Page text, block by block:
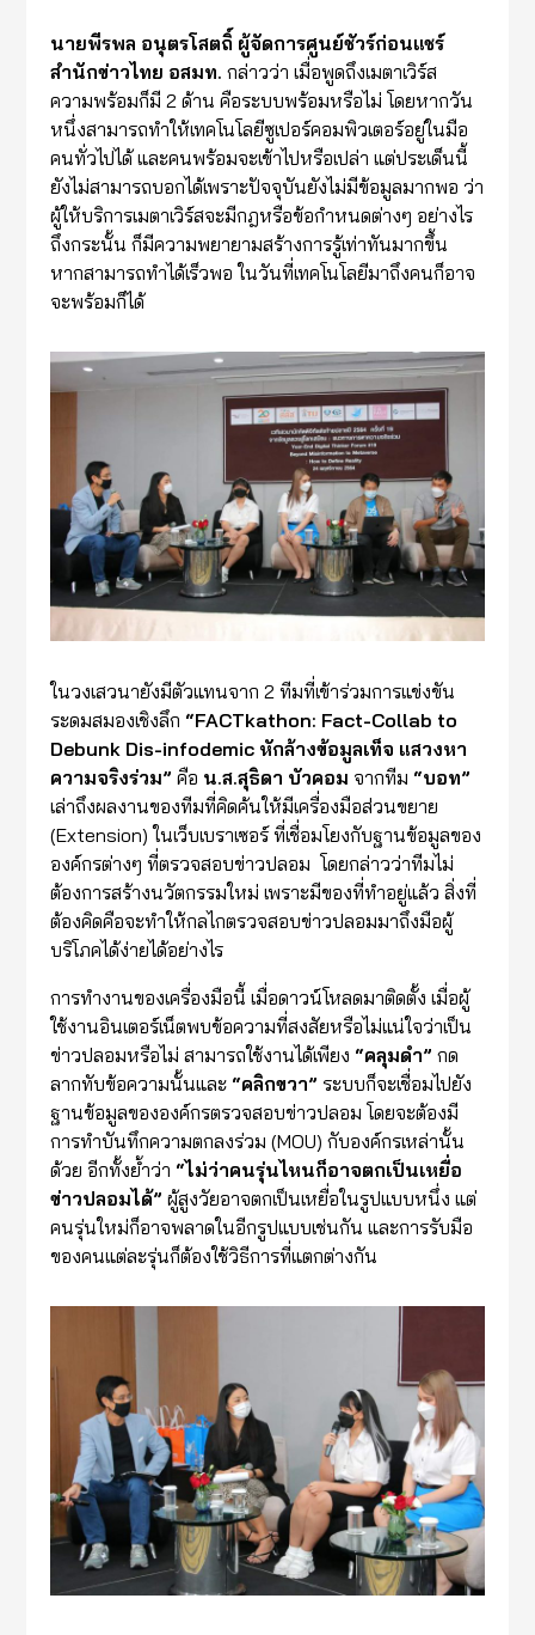
นายพีรพล อนุตรโสตถิ์ ผู้จัดการศูนย์ชัวร์ก่อนแชร์
สำนักข่าวไทย อสมท. กล่าวว่า เมื่อพูดถึงเมตาเวิร์ส
ความพร้อมก็มี 2 ด้าน คือระบบพร้อมหรือไม่ โดยหากวัน
หนึ่งสามารถทำให้เทคโนโลยีซูเปอร์คอมพิวเตอร์อยู่ในมือ
คนทั่วไปได้ และคนพร้อมจะเข้าไปหรือเปล่า แต่ประเด็นนี้
ยังไม่สามารถบอกได้เพราะปัจจุบันยังไม่มีข้อมูลมากพอ ว่า
ผู้ให้บริการเมตาเวิร์สจะมีกฎหรือข้อกำหนดต่างๆ อย่างไร
ถึงกระนั้น ก็มีความพยายามสร้างการรู้เท่าทันมากขึ้น
หากสามารถทำได้เร็วพอ ในวันที่เทคโนโลยีมาถึงคนก็อาจ
จะพร้อมก็ได้
ในวงเสวนายังมีตัวแทนจาก 2 ทีมที่เข้าร่วมการแข่งขัน
ระดมสมองเชิงลึก “FACTkathon: Fact-Collab to
Debunk Dis-infodemic หักล้างข้อมูลเท็จ แสวงหา
ความจริงร่วม” คือ น.ส.สุธิดา บัวคอม จากทีม “บอท”
เล่าถึงผลงานของทีมที่คิดค้นให้มีเครื่องมือส่วนขยาย
(Extension) ในเว็บเบราเซอร์ ที่เชื่อมโยงกับฐานข้อมูลของ
องค์กรต่างๆ ที่ตรวจสอบข่าวปลอม โดยกล่าวว่าทีมไม่
ต้องการสร้างนวัตกรรมใหม่ เพราะมีของที่ทำอยู่แล้ว สิ่งที่
ต้องคิดคือจะทำให้กลไกตรวจสอบข่าวปลอมมาถึงมือผู้
บริโภคได้ง่ายได้อย่างไร
การทำงานของเครื่องมือนี้ เมื่อดาวน์โหลดมาติดตั้ง เมื่อผู้
ใช้งานอินเตอร์เน็ตพบข้อความที่สงสัยหรือไม่แน่ใจว่าเป็น
ข่าวปลอมหรือไม่ สามารถใช้งานได้เพียง “คลุมดำ” กด
ลากทับข้อความนั้นและ “คลิกขวา” ระบบก็จะเชื่อมไปยัง
ฐานข้อมูลขององค์กรตรวจสอบข่าวปลอม โดยจะต้องมี
การทำบันทึกความตกลงร่วม (MOU) กับองค์กรเหล่านั้น
ด้วย อีกทั้งย้ำว่า “ไม่ว่าคนรุ่นไหนก็อาจตกเป็นเหยื่อ
ข่าวปลอมได้” ผู้สูงวัยอาจตกเป็นเหยื่อในรูปแบบหนึ่ง แต่
คนรุ่นใหม่ก็อาจพลาดในอีกรูปแบบเช่นกัน และการรับมือ
ของคนแต่ละรุ่นก็ต้องใช้วิธีการที่แตกต่างกัน